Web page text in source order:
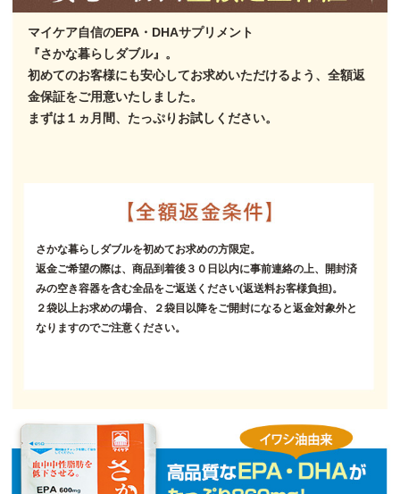
マイケア自信のEPA・DHAサプリメント
『さかな暮らしダブル』。
初めてのお客様にも安心してお求めいただけるよう、全額返
金保証をご用意いたしました。
まずは１ヵ月間、たっぷりお試しください。
さかな暮らしダブルを初めてお求めの方限定。
返金ご希望の際は、商品到着後３０日以内に事前連絡の上、開封済
みの空き容器を含む全品をご返送ください(返送料お客様負担)。
２袋以上お求めの場合、２袋目以降をご開封になると返金対象外と
なりますのでご注意ください。